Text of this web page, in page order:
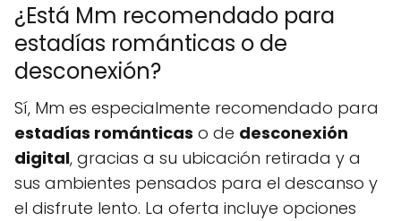
¿Está Mm recomendado para
estadías románticas o de
desconexión?
Sí, Mm es especialmente recomendado para
estadías románticas o de desconexión
digital, gracias a su ubicación retirada y a
sus ambientes pensados para el descanso y
el disfrute lento. La oferta incluye opciones